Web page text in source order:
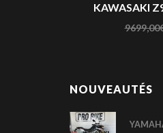
KAWASAKI
9699,00
NOUVEAUTÉS